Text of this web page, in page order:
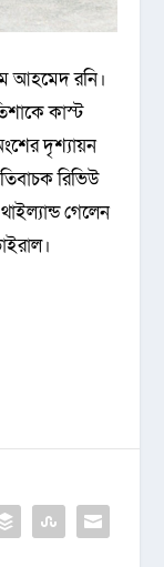
আহমেদ রনি।
কাস্ট
দৃশ্যায়ন
রিভিউ
গেলেন